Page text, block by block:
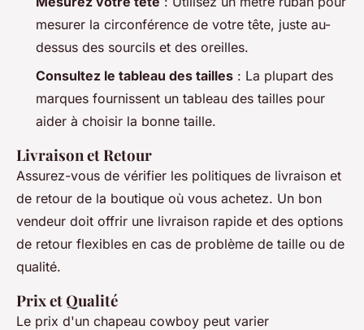
mesurer la circonférence de votre tête, juste au-
dessus des sourcils et des oreilles.
Consultez le tableau des tailles : La plupart des
marques fournissent un tableau des tailles pour
aider à choisir la bonne taille.
Livraison et Retour
Assurez-vous de vérifier les politiques de livraison et
de retour de la boutique où vous achetez. Un bon
vendeur doit offrir une livraison rapide et des options
de retour flexibles en cas de problème de taille ou de
qualité.
Prix et Qualité
Le prix d'un chapeau cowboy peut varier